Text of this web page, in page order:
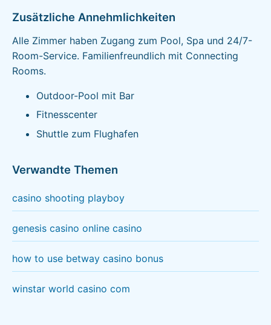
Zusätzliche Annehmlichkeiten
Alle Zimmer haben Zugang zum Pool, Spa und 24/7-
Room-Service. Familienfreundlich mit Connecting
Rooms.
Outdoor-Pool mit Bar
Fitnesscenter
Shuttle zum Flughafen
Verwandte Themen
casino shooting playboy
genesis casino online casino
how to use betway casino bonus
winstar world casino com